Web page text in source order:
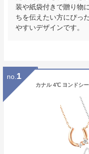
装や紙袋付きで贈り物
ちを伝えたい方にぴっ
やすいデザインです。
no. 1